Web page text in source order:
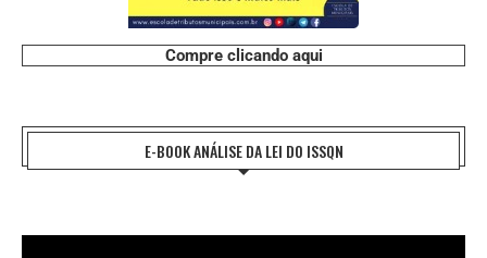
Compre clicando aqui
E-BOOK ANÁLISE DA LEI DO ISSQN